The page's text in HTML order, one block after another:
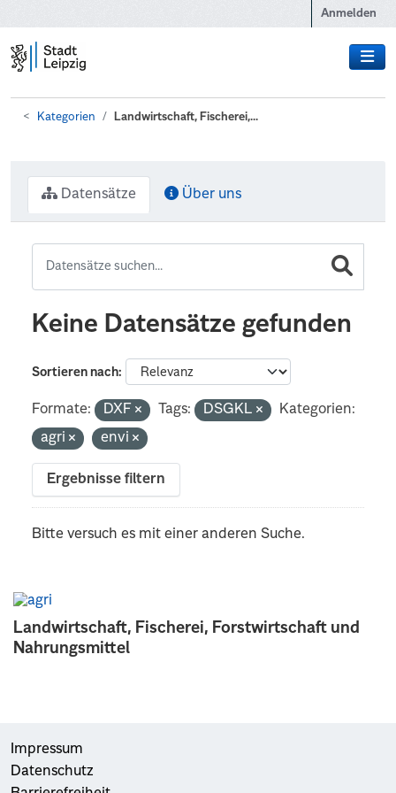
Anmelden
Kategorien Landwirtschaft, Fischerei,...
Landwirtschaft, Fischerei, Forstwirtschaft und
Nahrungsmittel
Datensätze Über uns
Keine Datensätze gefunden
Sortieren nach
Formate: DXF Tags: DSGKL
Kategorien:
agri
envi
Ergebnisse filtern
Bitte versuch es mit einer anderen Suche.
Impressum
Datenschutz